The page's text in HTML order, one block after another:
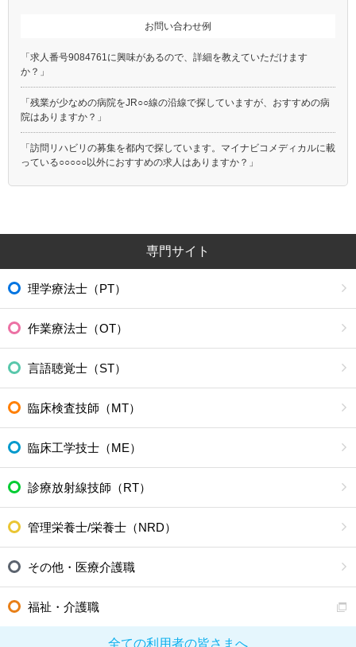
お問い合わせ例
「求人番号9084761に興味があるので、詳細を教えていただけます
か？」
「残業が少なめの病院をJR○○線の沿線で探していますが、おすすめの病
院はありますか？」
「訪問リハビリの募集を都内で探しています。マイナビコメディカルに載
っている○○○○○以外におすすめの求人はありますか？」
専門サイト
理学療法士（PT）
作業療法士（OT）
言語聴覚士（ST）
臨床検査技師（MT）
臨床工学技士（ME）
診療放射線技師（RT）
管理栄養士/栄養士（NRD）
その他・医療介護職
福祉・介護職
全ての利用者の皆さまへ